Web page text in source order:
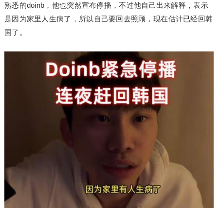
熟悉的doinb，他也突然宣布停播，不过他自己出来解释，表示
是因为家里人生病了，所以自己要回去照顾，现在估计已经回韩
国了。